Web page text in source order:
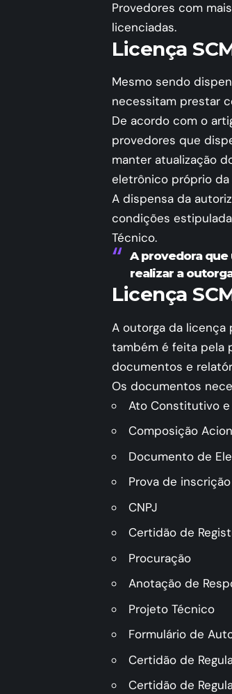
Provedores com
licenciadas.
Licença
Mesmo sendo
necessitam prestar
De acordo com o
provedores que
manter atualização
eletrônico próprio da
A dispensa da
condições
Técnico.
A provedora que
realizar a
Licença
A outorga da licença
também é feita pela
documentos e
Os documentos
Ato Constitutivo
Composição
Documento de
Prova de
CNPJ
Certidão de
Procuração
Anotação de
Projeto Técnico
Formulário de
Certidão de
Certidão de